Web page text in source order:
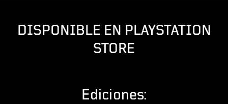
DISPONIBLE EN PLAYSTATION
STORE
Ediciones: